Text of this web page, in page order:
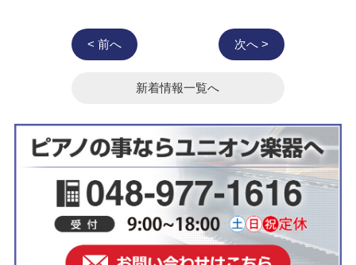
< 前へ 次へ >
新着情報一覧へ